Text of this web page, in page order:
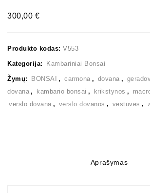
300,00€
Produkto kodas: V553
Kategorija: Kambariniai Bonsai
Žymų: BONSAI , carmona , dovana ,
dovana , kambario bonsai , krikstynos ,
verslo dovana , verslo dovanos , vestuves ,
Aprašymas